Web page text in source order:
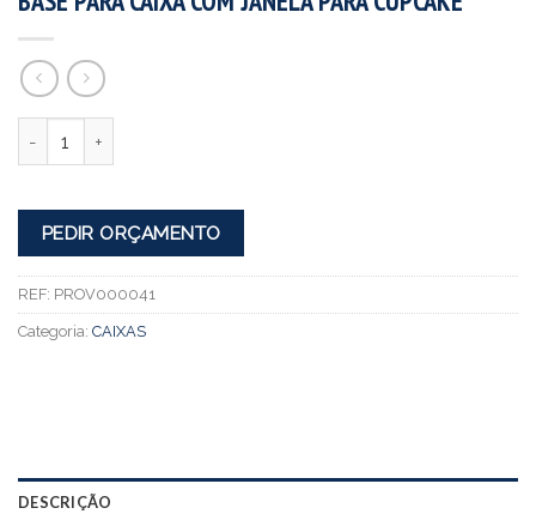
PEDIR ORÇAMENTO
REF: PROV000041
Categoria: CAIXAS
DESCRIÇÃO